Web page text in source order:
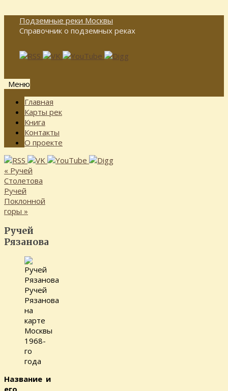
Подземные реки Москвы
Справочник о подземных реках
Меню
Перейти
содержимому
Главная
Карты рек
Книга
Контакты
О проекте
« Ручей
Столетова
Ручей
Поклонной
горы »
Ручей
Рязанова
Ручей
Рязанова
на
карте
Москвы
1968-
го
года
Название и